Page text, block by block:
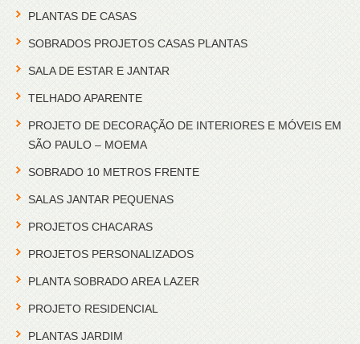
PLANTAS DE CASAS
SOBRADOS PROJETOS CASAS PLANTAS
SALA DE ESTAR E JANTAR
TELHADO APARENTE
PROJETO DE DECORAÇÃO DE INTERIORES E MÓVEIS EM
SÃO PAULO – MOEMA
SOBRADO 10 METROS FRENTE
SALAS JANTAR PEQUENAS
PROJETOS CHACARAS
PROJETOS PERSONALIZADOS
PLANTA SOBRADO AREA LAZER
PROJETO RESIDENCIAL
PLANTAS JARDIM